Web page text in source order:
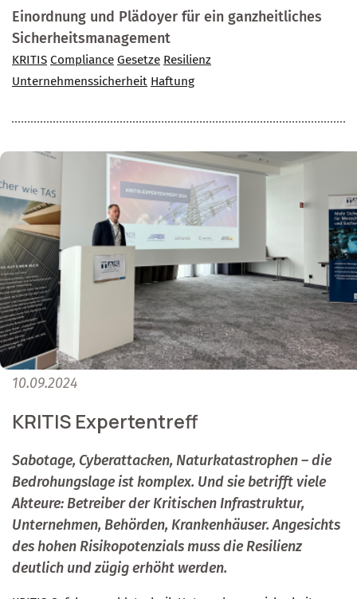
Einordnung und Plädoyer für ein ganzheitliches
Sicherheitsmanagement
KRITIS Compliance Gesetze Resilienz
Unternehmenssicherheit Haftung
10.09.2024
KRITIS Expertentreff
Sabotage, Cyberattacken, Naturkatastrophen – die
Bedrohungslage ist komplex. Und sie betrifft viele
Akteure: Betreiber der Kritischen Infrastruktur,
Unternehmen, Behörden, Krankenhäuser. Angesichts
des hohen Risikopotenzials muss die Resilienz
deutlich und zügig erhöht werden.